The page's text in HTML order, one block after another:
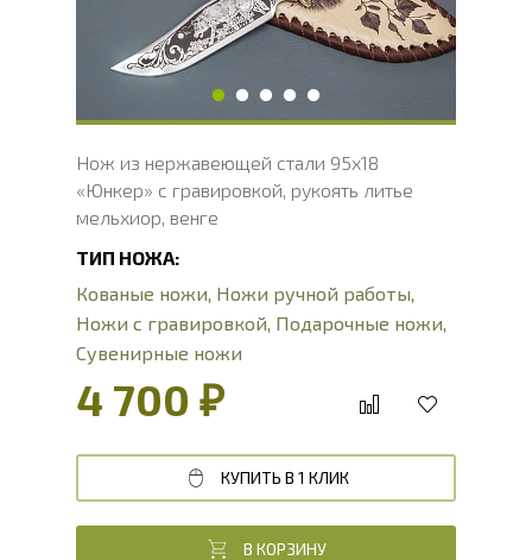
Длина рукояти, мм
119.3
Толщина рукояти, мм
21.4
Твердость клинка, HRC
56 - 58 HRC
Нож из нержавеющей стали 95х18
«Юнкер» с гравировкой, рукоять литье
мельхиор, венге
ТИП НОЖА:
Кованые ножи, Ножи ручной работы,
Ножи с гравировкой, Подарочные ножи,
Сувенирные ножи
4 700 ₽
КУПИТЬ В 1 КЛИК
В КОРЗИНУ